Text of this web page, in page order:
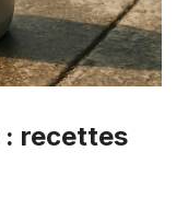
recettes